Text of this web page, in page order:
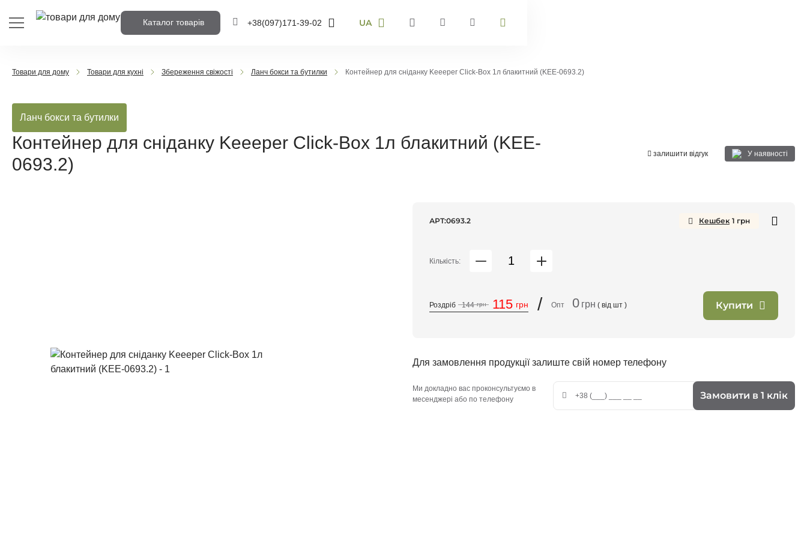
Каталог товарів +38(097)171-39-02
UA
EN
Товари для дому Товари для кухні Збереження свіжості Ланч бокси та бутилки Контейнер для сніданку Keeeper Click-Box 1л блакитний (KEE-0693.2)
Ланч бокси та бутилки
Контейнер для сніданку Keeeper Click-Box 1л блакитний (KEE-
0693.2)
залишити відгук У наявності
АРТ:0693.2 Кешбек 1 грн
Кількість:
Роздріб 144 грн 115 грн / Опт 0 грн ( від шт ) Купити
Для замовлення продукції залиште свій номер телефону
Ми докладно вас проконсультуємо в
месенджері або по телефону
Замовити в 1 клік